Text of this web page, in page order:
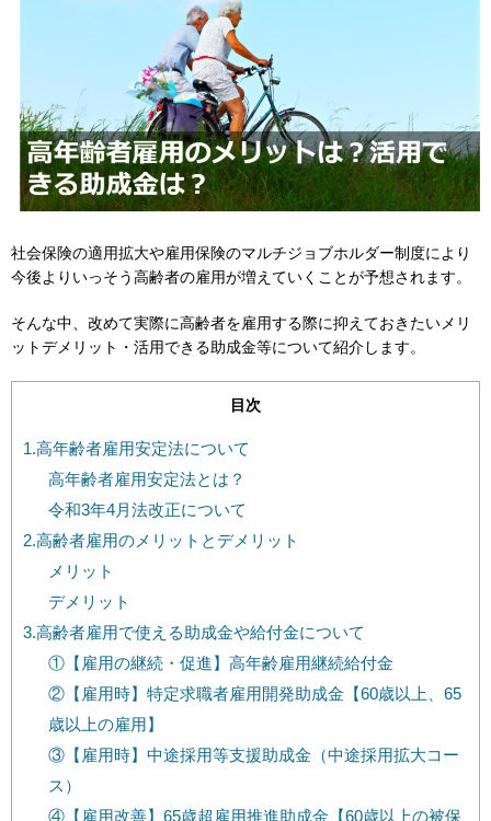
社会保険の適用拡大や雇用保険のマルチジョブホルダー制度により
今後よりいっそう高齢者の雇用が増えていくことが予想されます。
そんな中、改めて実際に高齢者を雇用する際に抑えておきたいメリ
ットデメリット・活用できる助成金等について紹介します。
目次
1.高年齢者雇用安定法について
高年齢者雇用安定法とは？
令和3年4月法改正について
2.高齢者雇用のメリットとデメリット
メリット
デメリット
3.高齢者雇用で使える助成金や給付金について
①【雇用の継続・促進】高年齢雇用継続給付金
②【雇用時】特定求職者雇用開発助成金【60歳以上、65
歳以上の雇用】
③【雇用時】中途採用等支援助成金（中途採用拡大コー
ス）
④【雇用改善】65歳超雇用推進助成金【60歳以上の被保